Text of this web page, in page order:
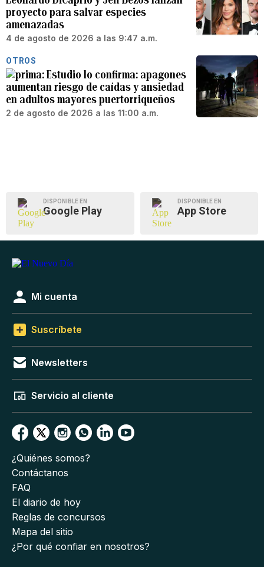
proyecto para salvar especies
amenazadas
4 de agosto de 2026 a las 9:47 a.m.
OTROS
Estudio lo confirma: apagones
aumentan riesgo de caídas y ansiedad
en adultos mayores puertorriqueños
2 de agosto de 2026 a las 11:00 a.m.
DISPONIBLE EN
Google Play
DISPONIBLE EN
App Store
Mi cuenta
Suscríbete
Newsletters
Servicio al cliente
¿Quiénes somos?
Contáctanos
FAQ
El diario de hoy
Reglas de concursos
Mapa del sitio
¿Por qué confiar en nosotros?